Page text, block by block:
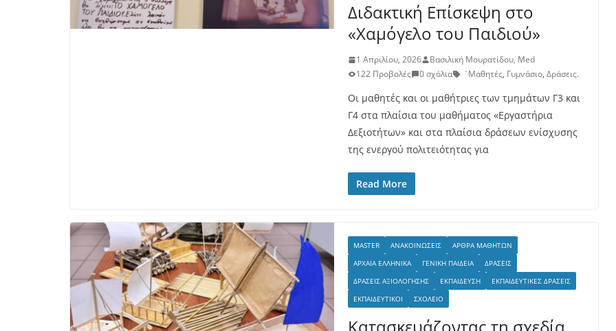
Διδακτική Επίσκεψη στο
«Χαμόγελο του Παιδιού»
1 Απριλίου, 2026
Βασιλική Μουρατίδου, Med
122 Προβολές
0 σχόλια ΄Μαθητές, Γυμνάσιο, Δράσεις.
Οι μαθητές και οι μαθήτριες των τμημάτων Γ3 και
Γ4 στα πλαίσια του μαθήματος «Εργαστήρια
Δεξιοτήτων» και στα πλαίσια δράσεων ενίσχυσης
της ενεργού πολιτειότητας για
Read More
MASTER ΑΝΑΚΟΙΝΏΣΕΙΣ
ΆΡΘΡΑ ΜΑΘΗΤΏΝ
ΑΡΧΑΊΑ ΕΛΛΗΝΙΚΆ
ΓΕΝΙΚΉ ΠΑΙΔΕΊΑ
ΔΡΆΣΕΙΣ
ΔΡΆΣΕΙΣ ΑΞΙΟΛΌΓΗΣΗΣ
ΕΚΠΑΊΔΕΥΣΗ
ΕΚΠΑΙΔΕΥΤΙΚΈΣ ΔΡΆΣΕΙΣ
ΕΚΠΑΙΔΕΥΤΙΚΟΊ
ΣΧΟΛΕΊΟ